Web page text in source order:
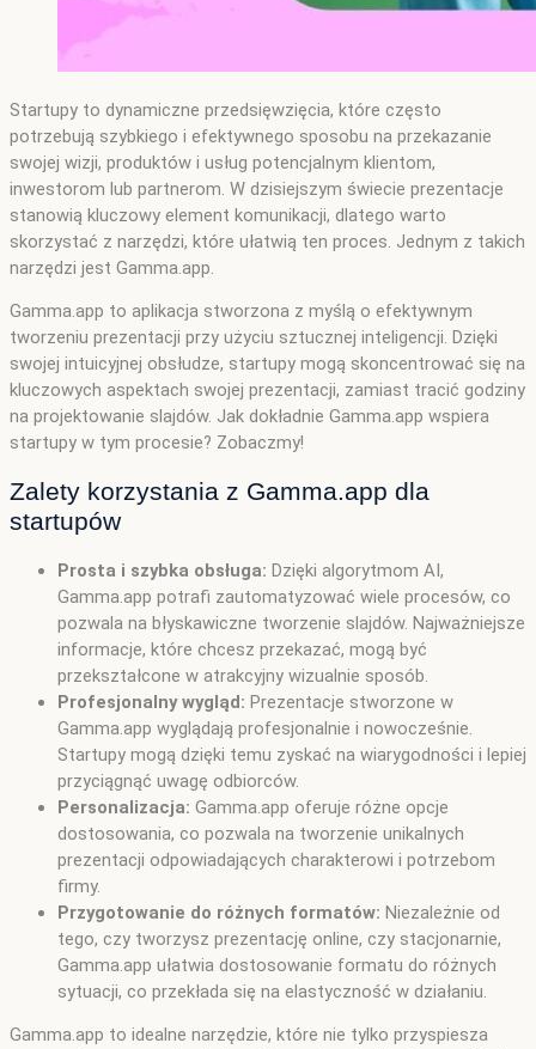
Startupy to dynamiczne przedsięwzięcia, które często
potrzebują szybkiego i efektywnego sposobu na przekazanie
swojej wizji, produktów i usług potencjalnym klientom,
inwestorom lub partnerom. W dzisiejszym świecie prezentacje
stanowią kluczowy element komunikacji, dlatego warto
skorzystać z narzędzi, które ułatwią ten proces. Jednym z takich
narzędzi jest Gamma.app.
Gamma.app to aplikacja stworzona z myślą o efektywnym
tworzeniu prezentacji przy użyciu sztucznej inteligencji. Dzięki
swojej intuicyjnej obsłudze, startupy mogą skoncentrować się na
kluczowych aspektach swojej prezentacji, zamiast tracić godziny
na projektowanie slajdów. Jak dokładnie Gamma.app wspiera
startupy w tym procesie? Zobaczmy!
Zalety korzystania z Gamma.app dla
startupów
Prosta i szybka obsługa: Dzięki algorytmom AI,
Gamma.app potrafi zautomatyzować wiele procesów, co
pozwala na błyskawiczne tworzenie slajdów. Najważniejsze
informacje, które chcesz przekazać, mogą być
przekształcone w atrakcyjny wizualnie sposób.
Profesjonalny wygląd: Prezentacje stworzone w
Gamma.app wyglądają profesjonalnie i nowocześnie.
Startupy mogą dzięki temu zyskać na wiarygodności i lepiej
przyciągnąć uwagę odbiorców.
Personalizacja: Gamma.app oferuje różne opcje
dostosowania, co pozwala na tworzenie unikalnych
prezentacji odpowiadających charakterowi i potrzebom
firmy.
Przygotowanie do różnych formatów: Niezależnie od
tego, czy tworzysz prezentację online, czy stacjonarnie,
Gamma.app ułatwia dostosowanie formatu do różnych
sytuacji, co przekłada się na elastyczność w działaniu.
Gamma.app to idealne narzędzie, które nie tylko przyspiesza